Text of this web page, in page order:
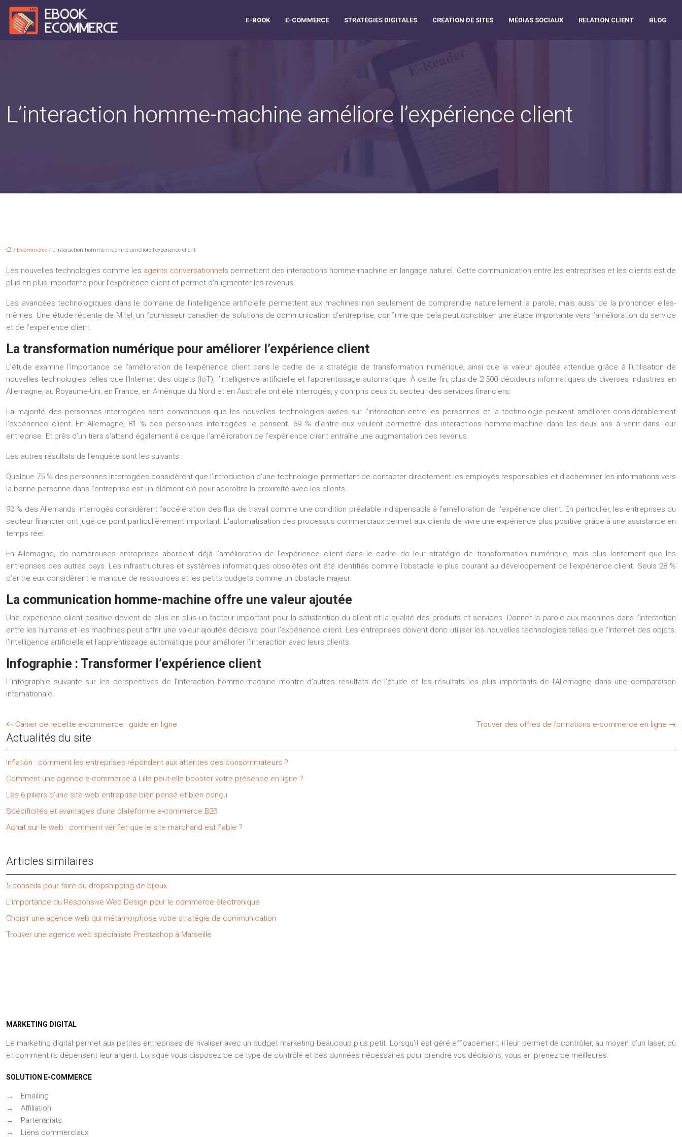
E-BOOK E-COMMERCE STRATÉGIES DIGITALES CRÉATION DE SITES MÉDIAS SOCIAUX RELATION CLIENT BLOG
L’interaction homme-machine améliore l’expérience client
/ E-commerce / L’interaction homme-machine améliore l’expérience client
Les nouvelles technologies comme les agents conversationnels permettent des interactions homme-machine en langage naturel. Cette communication entre les entreprises et les clients est de
plus en plus importante pour l’expérience client et permet d’augmenter les revenus.
Les avancées technologiques dans le domaine de l’intelligence artificielle permettent aux machines non seulement de comprendre naturellement la parole, mais aussi de la prononcer elles-
mêmes. Une étude récente de Mitel, un fournisseur canadien de solutions de communication d’entreprise, confirme que cela peut constituer une étape importante vers l’amélioration du service
et de l’expérience client.
La transformation numérique pour améliorer l’expérience client
L’étude examine l’importance de l’amélioration de l’expérience client dans le cadre de la stratégie de transformation numérique, ainsi que la valeur ajoutée attendue grâce à l’utilisation de
nouvelles technologies telles que l’Internet des objets (IoT), l’intelligence artificielle et l’apprentissage automatique. À cette fin, plus de 2 500 décideurs informatiques de diverses industries en
Allemagne, au Royaume-Uni, en France, en Amérique du Nord et en Australie ont été interrogés, y compris ceux du secteur des services financiers.
La majorité des personnes interrogées sont convaincues que les nouvelles technologies axées sur l’interaction entre les personnes et la technologie peuvent améliorer considérablement
l’expérience client. En Allemagne, 81 % des personnes interrogées le pensent. 69 % d’entre eux veulent permettre des interactions homme-machine dans les deux ans à venir dans leur
entreprise. Et près d’un tiers s’attend également à ce que l’amélioration de l’expérience client entraîne une augmentation des revenus.
Les autres résultats de l’enquête sont les suivants :
Quelque 75 % des personnes interrogées considèrent que l’introduction d’une technologie permettant de contacter directement les employés responsables et d’acheminer les informations vers
la bonne personne dans l’entreprise est un élément clé pour accroître la proximité avec les clients.
93 % des Allemands interrogés considèrent l’accélération des flux de travail comme une condition préalable indispensable à l’amélioration de l’expérience client. En particulier, les entreprises du
secteur financier ont jugé ce point particulièrement important. L’automatisation des processus commerciaux permet aux clients de vivre une expérience plus positive grâce à une assistance en
temps réel.
En Allemagne, de nombreuses entreprises abordent déjà l’amélioration de l’expérience client dans le cadre de leur stratégie de transformation numérique, mais plus lentement que les
entreprises des autres pays. Les infrastructures et systèmes informatiques obsolètes ont été identifiés comme l’obstacle le plus courant au développement de l’expérience client. Seuls 28 %
d’entre eux considèrent le manque de ressources et les petits budgets comme un obstacle majeur.
La communication homme-machine offre une valeur ajoutée
Une expérience client positive devient de plus en plus un facteur important pour la satisfaction du client et la qualité des produits et services. Donner la parole aux machines dans l’interaction
entre les humains et les machines peut offrir une valeur ajoutée décisive pour l’expérience client. Les entreprises doivent donc utiliser les nouvelles technologies telles que l’Internet des objets,
l’intelligence artificielle et l’apprentissage automatique pour améliorer l’interaction avec leurs clients.
Infographie : Transformer l’expérience client
L’infographie suivante sur les perspectives de l’interaction homme-machine montre d’autres résultats de l’étude et les résultats les plus importants de l’Allemagne dans une comparaison
internationale.
Cahier de recette e-commerce : guide en ligne Trouver des offres de formations e-commerce en ligne
Actualités du site
Inflation : comment les entreprises répondent aux attentes des consommateurs ?
Comment une agence e-commerce à Lille peut-elle booster votre présence en ligne ?
Les 6 piliers d’une site web entreprise bien pensé et bien conçu
Spécificités et avantages d’une plateforme e-commerce B2B
Achat sur le web : comment vérifier que le site marchand est fiable ?
Articles similaires
5 conseils pour faire du dropshipping de bijoux
L’importance du Responsive Web Design pour le commerce électronique
Choisir une agence web qui métamorphose votre stratégie de communication
Trouver une agence web spécialiste Prestashop à Marseille
MARKETING DIGITAL
Le marketing digital permet aux petites entreprises de rivaliser avec un budget marketing beaucoup plus petit. Lorsqu’il est géré efficacement, il leur permet de contrôler, au moyen d’un laser, où
et comment ils dépensent leur argent. Lorsque vous disposez de ce type de contrôle et des données nécessaires pour prendre vos décisions, vous en prenez de meilleures.
SOLUTION E-COMMERCE
→
Emailing
→
Affiliation
→
Partenariats
→
Liens commerciaux